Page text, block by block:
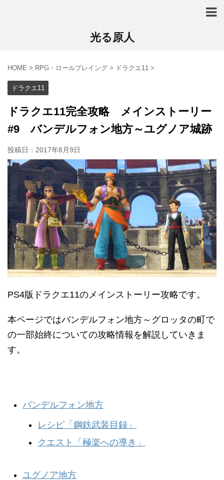
光る原人
HOME > RPG・ロールプレイング > ドラクエ11 >
ドラクエ11
ドラクエ11完全攻略 メインストーリー
#9 バンデルフォン地方～ユグノア城跡
投稿日： 2017年8月9日
PS4版ドラクエ11のメインストーリー攻略です。
本ページではバンデルフォン地方～グロッタの町で
の一部始終についての攻略情報を解説していきま
す。
バンデルフォン地方
レシピ「鋼鉄武装目録」
クエスト「極楽への導き」
ユグノア地方